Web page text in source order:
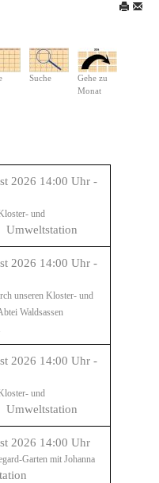
Suche
Gehe zu
Monat
2026 14:00 Uhr -
und
Umweltstation
2026 14:00 Uhr -
unseren Kloster- und
Waldsassen
2026 14:00 Uhr -
und
Umweltstation
2026 14:00 Uhr
Garten mit Johanna